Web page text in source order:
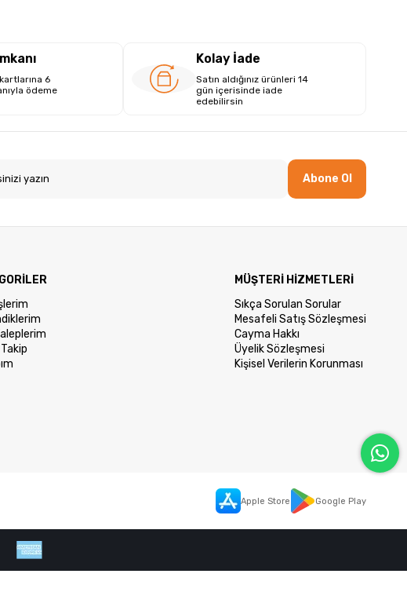
6
ödeme
Kolay İade
Satın aldığınız ürünleri 14
gün içerisinde iade
edebilirsin
Abone Ol
MÜŞTERİ HİZMETLERİ
Sıkça Sorulan Sorular
Mesafeli Satış Sözleşmesi
Cayma Hakkı
Üyelik Sözleşmesi
Kişisel Verilerin Korunması
Apple Store Google Play